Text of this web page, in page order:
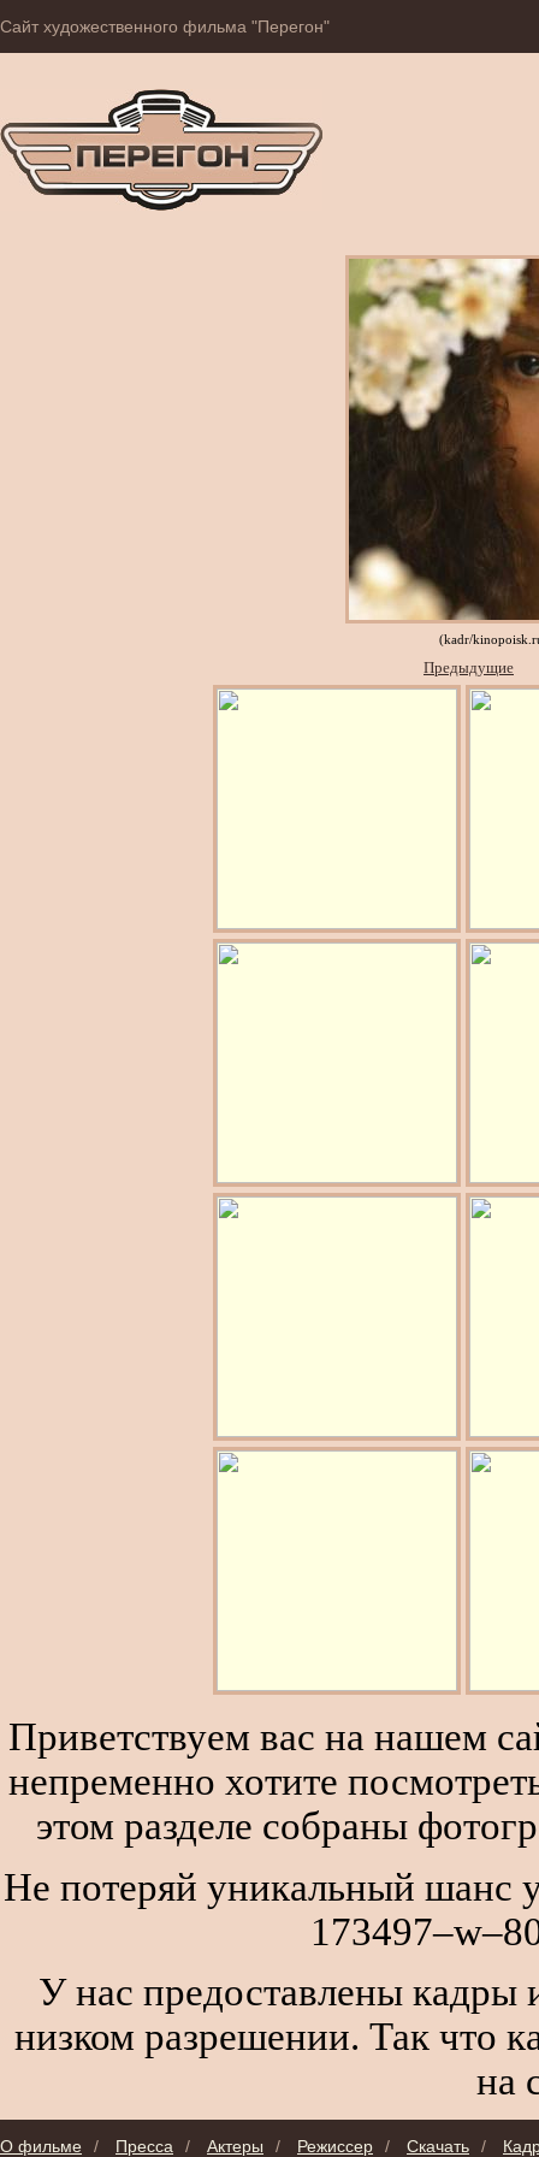
Сайт художественного фильма "Перегон"
(kadr/
Предыдущие
Приветствуем вас на нашем
непременно хотите
этом разделе собраны
Не потеряй уникальный шанс
У нас предоставлены кадры
низком разрешении. Так что
на
О фильме / Пресса / Актеры / Режиссер / Скачать /